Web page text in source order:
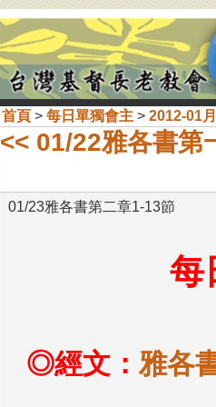
首頁> 每日單獨會主> 2012-01月
<< 01/22雅各書第
01/23雅各書第二章1-13節
每
◎經文：雅各